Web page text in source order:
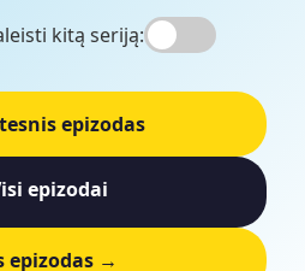
kitą seriją:
epizodas
epizodai
epizodas →